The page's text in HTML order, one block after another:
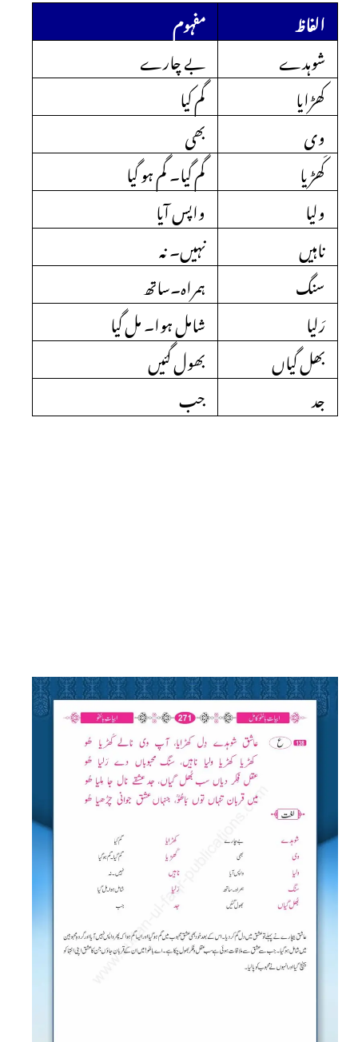
الفاظ
مفہوم
شوہدے
بے چارے
کھڑایا
گم کیا
وی
بھی
کَھڑیا
گم گیا۔ گم ہو گیا
ولیا
واپس آیا
ناہیں
نہیں۔ نہ
سنگ
ہمراہ۔ساتھ
رَلیا
شامل ہوا۔ مل گیا
بھل گیاں
بھول گئیں
جد
جب